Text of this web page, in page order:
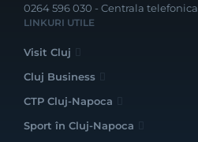
0264 596 030 - Centrala telefonica
LINKURI UTILE
Visit Cluj
Cluj Business
CTP Cluj-Napoca
Sport în Cluj-Napoca